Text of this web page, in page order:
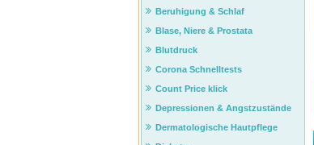
Beruhigung & Schlaf
Blase, Niere & Prostata
Blutdruck
Corona Schnelltests
Count Price klick
Depressionen & Angstzustände
Dermatologische Hautpflege